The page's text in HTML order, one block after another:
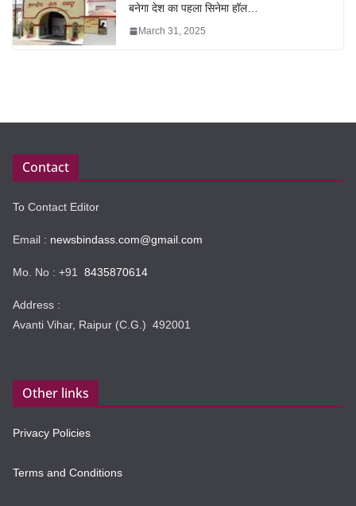
बनेगा देश का पहला सिनेमा हॉल…
March 31, 2025
Contact
To Contact Editor
Email : newsbindass.com@gmail.com
Mo. No : +91 8435870614
Address :
Avanti Vihar, Raipur (C.G.) 492001
Other links
Privacy Policies
Terms and Conditions